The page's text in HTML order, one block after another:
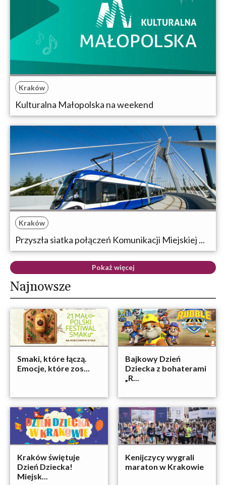
Kraków
Kulturalna Małopolska na weekend
Kraków
Przyszła siatka połączeń Komunikacji Miejskiej ...
Pokaż więcej
Najnowsze
Smaki, które łączą.
Emocje, które zos...
Bajkowy Dzień
Dziecka z bohaterami
„R...
Kraków świętuje
Dzień Dziecka!
Miejsk...
Kenijczycy wygrali
maraton w Krakowie